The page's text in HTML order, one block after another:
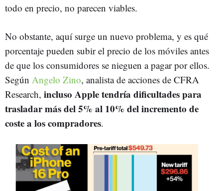
todo en precio, no parecen viables.
No obstante, aquí surge un nuevo problema, y es qué
porcentaje pueden subir el precio de los móviles antes
de que los consumidores se nieguen a pagar por ellos.
Según Angelo Zino, analista de acciones de CFRA
Research, incluso Apple tendría dificultades para
trasladar más del 5% al ​​10% del incremento de
coste a los compradores.